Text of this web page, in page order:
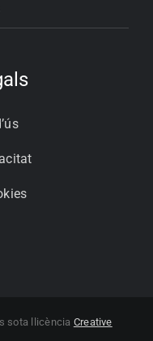
sota llicència Creative